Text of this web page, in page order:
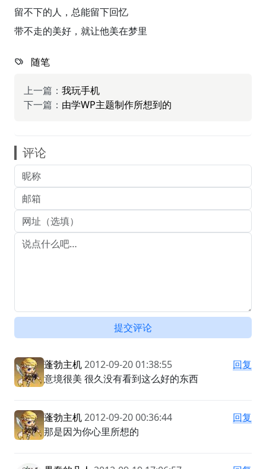
留不下的人，总能留下回忆
带不走的美好，就让他美在梦里
随笔
上一篇： 我玩手机
下一篇： 由学WP主题制作所想到的
评论
提交评论
蓬勃主机2012-09-20 01:38:55
回复
意境很美 很久没有看到这么好的东西
蓬勃主机2012-09-20 00:36:44
回复
那是因为你心里所想的